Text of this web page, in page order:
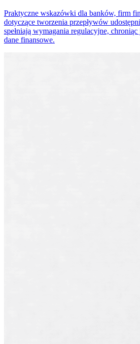
Praktyczne wskazówki dla banków, firm
dotyczące tworzenia przepływów
spełniają wymagania regulacyjne,
dane finansowe.